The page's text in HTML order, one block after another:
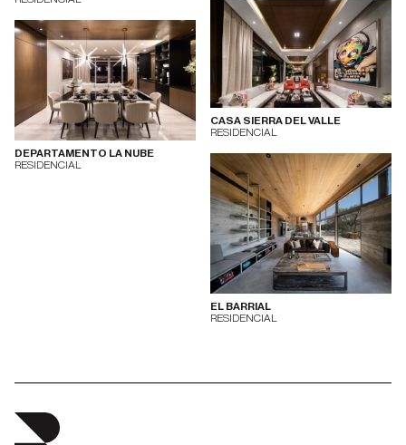
CASA SIERRA DEL VALLE
RESIDENCIAL
DEPARTAMENTO LA NUBE
RESIDENCIAL
EL BARRIAL
RESIDENCIAL